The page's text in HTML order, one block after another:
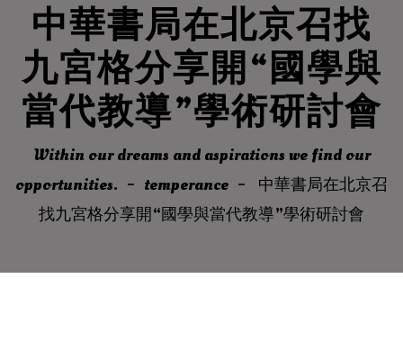
中華書局在北京召找
九宮格分享開“國學與
當代教導”學術研討會
Within our dreams and aspirations we find our
opportunities.
temperance
中華書局在北京召
找九宮格分享開“國學與當代教導”學術研討會